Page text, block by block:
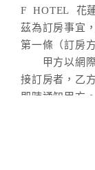
F HOTEL 花蓮
茲為訂房事宜
第一條（訂房方
甲方以網際
接訂房者，乙
即時通知甲方。
甲方訂房應